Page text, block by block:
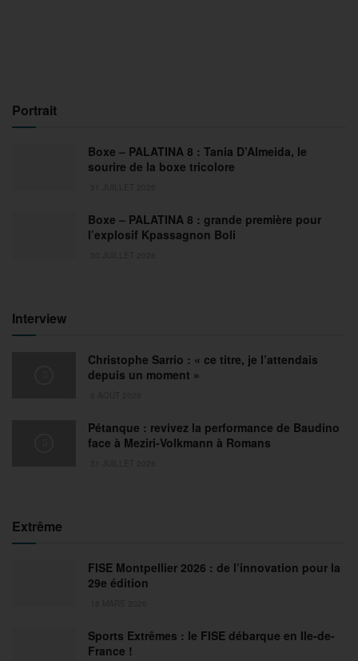
Portrait
Boxe – PALATINA 8 : Tania D’Almeida, le
sourire de la boxe tricolore
Boxe – PALATINA 8 : grande première pour
l’explosif Kpassagnon Boli
Interview
Christophe Sarrio : « ce titre, je l’attendais
depuis un moment »
Pétanque : revivez la performance de Baudino
face à Meziri-Volkmann à Romans
Extrême
FISE Montpellier 2026 : de l’innovation pour la
29e édition
Sports Extrêmes : le FISE débarque en Ile-de-
France !